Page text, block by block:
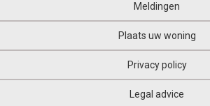
Meldingen
Plaats uw woning
Privacy policy
Legal advice